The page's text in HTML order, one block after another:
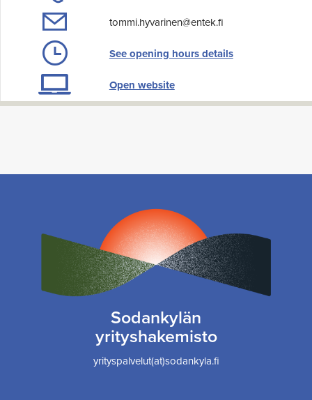
tommi.hyvarinen@entek.fi
See opening hours details
Open website
Sodankylän
yrityshakemisto
yrityspalvelut(at)sodankyla.fi